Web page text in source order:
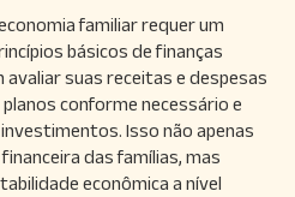
familiar requer um
básicos de finanças
avaliar suas receitas e despesas
conforme necessário e
Isso não apenas
das famílias, mas
econômica a nível